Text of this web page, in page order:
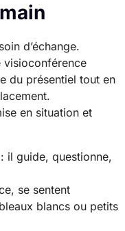
d’échange.
visioconférence
du présentiel tout en
en situation et
il guide, questionne,
se sentent
blancs ou petits